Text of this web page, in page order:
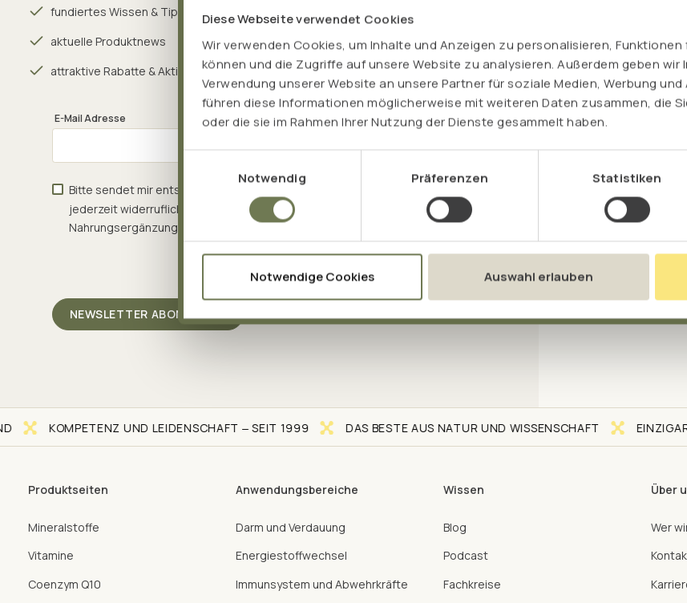
Diese Webseite verwendet Cookies
Wir verwenden Cookies, um Inhalte und Anzeigen zu personalisieren,
können und die Zugriffe auf unsere Website zu analysieren. Außerdem geben wir
Verwendung unserer Website an unsere Partner für soziale Medien, Werbung
führen diese Informationen möglicherweise mit weiteren Daten zusammen, die
oder die sie im Rahmen Ihrer Nutzung der Dienste gesammelt haben.
Notwendig
Präferenzen Statistiken
Notwendige Cookies Auswahl erlauben
fundiertes Wissen & Tipps für deine Gesundheit
aktuelle Produktnews
attraktive Rabatte & Aktionen
E-Mail Adresse
Bitte sendet mir entsprechend eurer Datenschutzerklärung
jederzeit widerruflich Informationen zu aktuellen Gesundheitsthemen und
Nahrungsergänzungsmitteln per E-Mail zu.
exklusive
KOMPETENZ UND LEIDENSCHAFT ‒ SEIT 1999 DAS BESTE AUS NATUR UND WISSENSCHAFT
Produktseiten
Mineralstoffe
Vitamine
Coenzym Q10
Anwendungsbereiche
Darm und Verdauung
Energiestoffwechsel
Immunsystem und Abwehrkräfte
Wissen
Blog
Podcast
Fachkreise
Über
Wer